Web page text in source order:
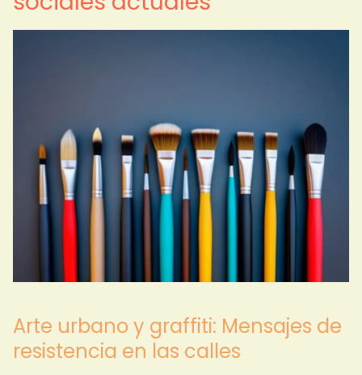
Arte urbano y graffiti: Mensajes de
resistencia en las calles